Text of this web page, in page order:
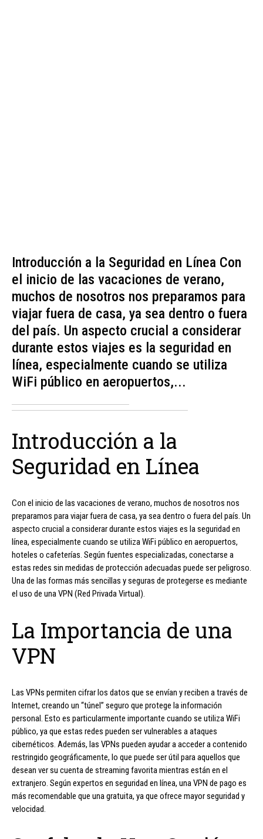
Introducción a la Seguridad en Línea Con
el inicio de las vacaciones de verano,
muchos de nosotros nos preparamos para
viajar fuera de casa, ya sea dentro o fuera
del país. Un aspecto crucial a considerar
durante estos viajes es la seguridad en
línea, especialmente cuando se utiliza
WiFi público en aeropuertos,...
Introducción a la
Seguridad en Línea
Con el inicio de las vacaciones de verano, muchos de nosotros nos
preparamos para viajar fuera de casa, ya sea dentro o fuera del país. Un
aspecto crucial a considerar durante estos viajes es la seguridad en
línea, especialmente cuando se utiliza WiFi público en aeropuertos,
hoteles o cafeterías. Según fuentes especializadas, conectarse a
estas redes sin medidas de protección adecuadas puede ser peligroso.
Una de las formas más sencillas y seguras de protegerse es mediante
el uso de una VPN (Red Privada Virtual).
La Importancia de una
VPN
Las VPNs permiten cifrar los datos que se envían y reciben a través de
Internet, creando un “túnel” seguro que protege la información
personal. Esto es particularmente importante cuando se utiliza WiFi
público, ya que estas redes pueden ser vulnerables a ataques
cibernéticos. Además, las VPNs pueden ayudar a acceder a contenido
restringido geográficamente, lo que puede ser útil para aquellos que
desean ver su cuenta de streaming favorita mientras están en el
extranjero. Según expertos en seguridad en línea, una VPN de pago es
más recomendable que una gratuita, ya que ofrece mayor seguridad y
velocidad.